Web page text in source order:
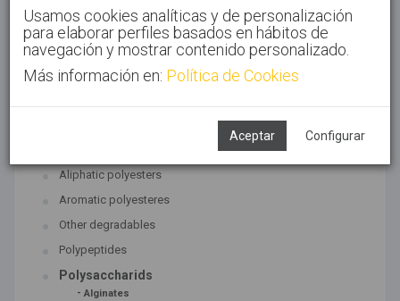
Usamos cookies analíticas y de personalización
para elaborar perfiles basados en hábitos de
navegación y mostrar contenido personalizado.
Más información en: Política de Cookies
Aceptar Configurar
ASSOCIATED TECHNOLOGIES
Aliphatic polyesters
Aromatic polyesteres
Other degradables
Polypeptides
Polysaccharids
- Alginates